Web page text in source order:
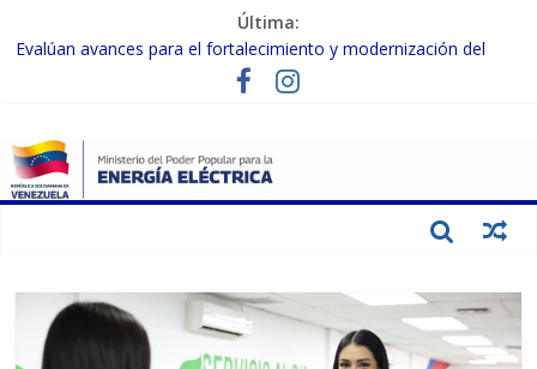
Última:
Evalúan avances para el fortalecimiento y modernización del
Inspeccionan trabajos de rehabilitación en instalaciones del SEN
Gobierno Nacional activa plan preventivo para fortalecer el SEN
ante el fenómeno de El Niño
Termocarabobo recupera el 50% de su capacidad de generación